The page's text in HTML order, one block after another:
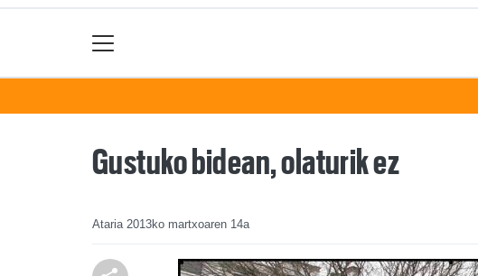
Gustuko bidean, olaturik ez
Ataria 2013ko martxoaren 14a